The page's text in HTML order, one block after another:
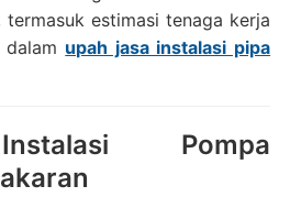
estimasi tenaga kerja
upah jasa instalasi pipa
Pompa